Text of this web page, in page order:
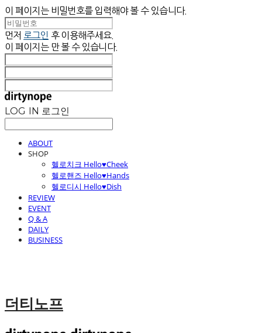
이 페이지는 비밀번호를 입력해야 볼 수 있습니다.
먼저 로그인 후 이용해주세요.
이 페이지는 만 볼 수 있습니다.
LOG IN 로그인
ABOUT
SHOP
헬로치크 Hello♥Cheek
헬로핸즈 Hello♥Hands
헬로디시 Hello♥Dish
REVIEW
EVENT
Q & A
DAILY
BUSINESS
더티노프